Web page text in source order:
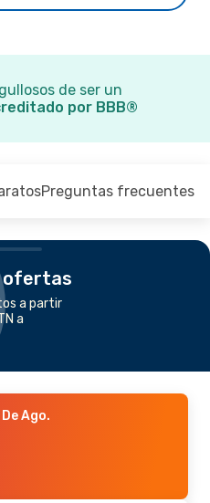
de ser un
por BBB®
Preguntas frecuentes
ofertas
a partir
a
Ago.